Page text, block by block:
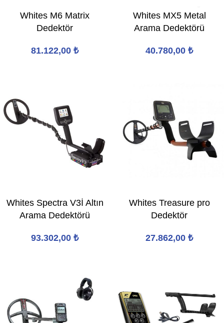
Whites M6 Matrix
Dedektör
81.122,00 ₺
Whites MX5 Metal
Arama Dedektörü
40.780,00 ₺
Whites Spectra V3İ Altın
Arama Dedektörü
93.302,00 ₺
Whites Treasure pro
Dedektör
27.862,00 ₺